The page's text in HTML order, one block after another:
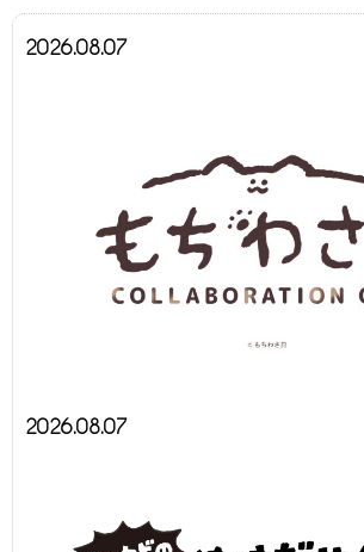
2026.08.07
2026.08.07